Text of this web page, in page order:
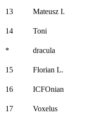
13
Mateusz I.
14 Toni
*
dracula
15
Florian L.
16
ICFOnian
17
Voxelus